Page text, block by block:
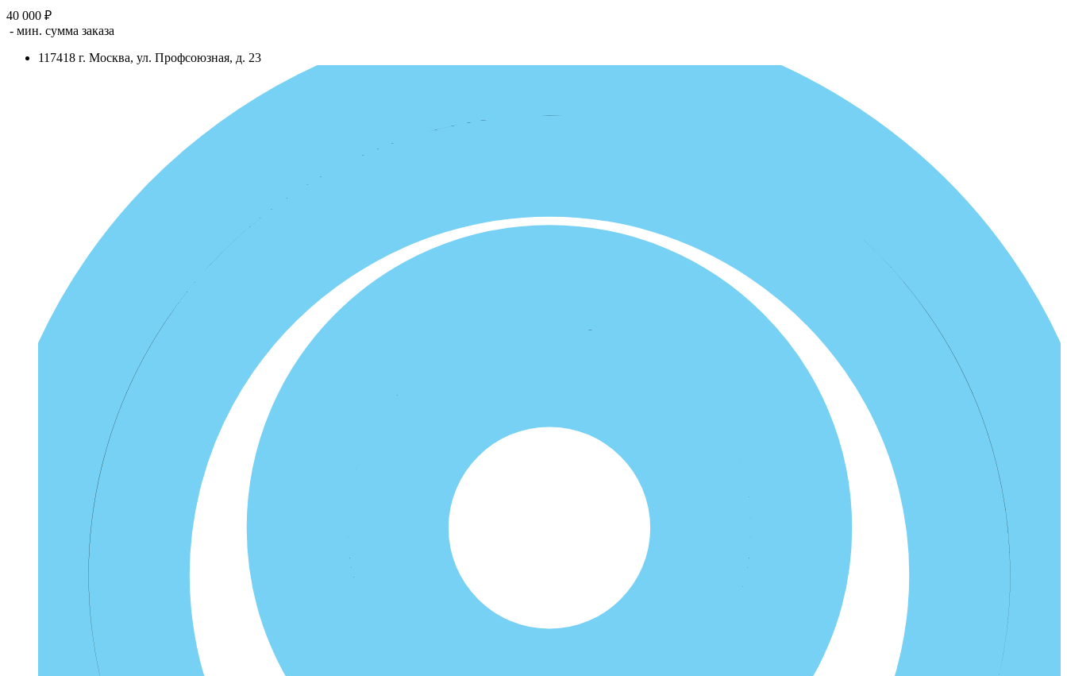
40 000 ₽
- мин. сумма заказа
117418 г. Москва, ул. Профсоюзная, д. 23